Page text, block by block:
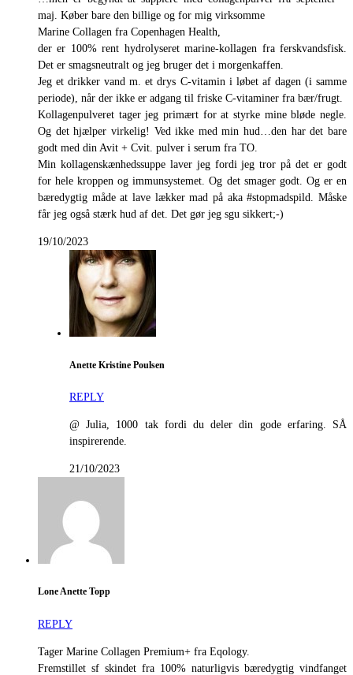
maj. Køber bare den billige og for mig virksomme
Marine Collagen fra Copenhagen Health,
der er 100% rent hydrolyseret marine-kollagen fra ferskvandsfisk.
Det er smagsneutralt og jeg bruger det i morgenkaffen.
Jeg et drikker vand m. et drys C-vitamin i løbet af dagen (i samme
periode), når der ikke er adgang til friske C-vitaminer fra bær/frugt.
Kollagenpulveret tager jeg primært for at styrke mine bløde negle.
Og det hjælper virkelig! Ved ikke med min hud…den har det bare
godt med din Avit + Cvit. pulver i serum fra TO.
Min kollagenskænhedssuppe laver jeg fordi jeg tror på det er godt
for hele kroppen og immunsystemet. Og det smager godt. Og er en
bæredygtig måde at lave lækker mad på aka #stopmadspild. Måske
får jeg også stærk hud af det. Det gør jeg sgu sikkert;-)
19/10/2023
Anette Kristine Poulsen
REPLY
@ Julia, 1000 tak fordi du deler din gode erfaring. SÅ
inspirerende.
21/10/2023
Lone Anette Topp
REPLY
Tager Marine Collagen Premium+ fra Eqology.
Fremstillet sf skindet fra 100% naturligvis bæredygtig vindfanget